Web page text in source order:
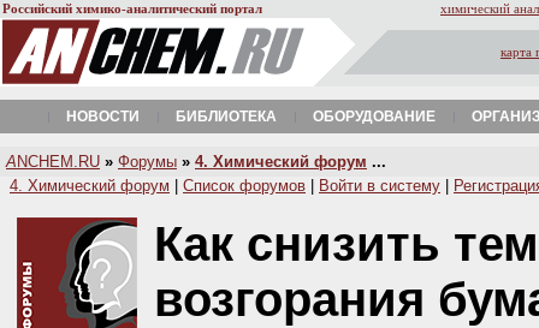
Российский химико-аналитический портал химический
карта
НОВОСТИ БИБЛИОТЕКА ОБОРУДОВАНИЕ
A NCHEM.RU » Форумы » 4. Химический форум ...
4. Химический форум
Список форумов Войти в систему
Как снизить
возгорания